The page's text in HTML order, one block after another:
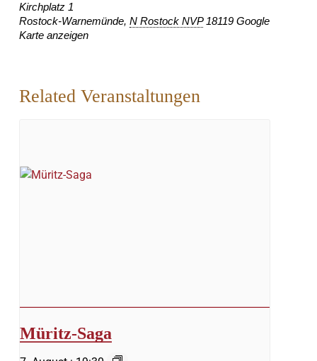
Kirchplatz 1
Rostock-Warnemünde, N Rostock NVP 18119 Google
Karte anzeigen
Related Veranstaltungen
Müritz-Saga